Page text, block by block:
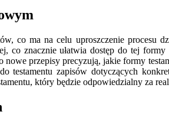
co ma na celu uproszczenie procesu
znacznie ułatwia dostęp do tej
przepisy precyzują, jakie formy
zapisów dotyczących
który będzie odpowiedzialny za